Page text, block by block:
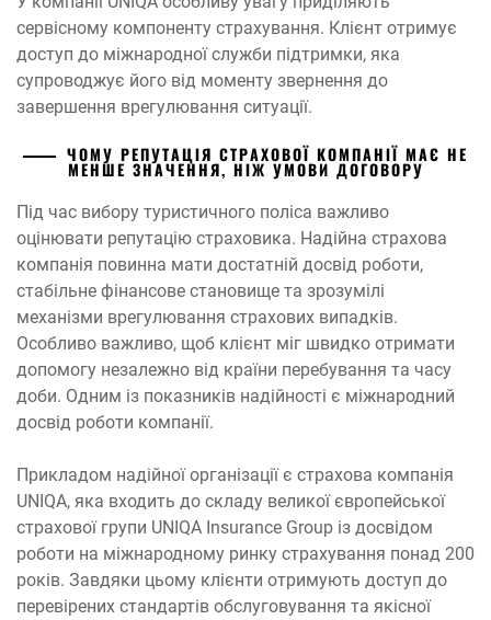
сервісному компоненту страхування. Клієнт отримує
доступ до міжнародної служби підтримки, яка
супроводжує його від моменту звернення до
завершення врегулювання ситуації.
ЧОМУ РЕПУТАЦІЯ СТРАХОВОЇ КОМПАНІЇ МАЄ НЕ
МЕНШЕ ЗНАЧЕННЯ, НІЖ УМОВИ ДОГОВОРУ
Під час вибору туристичного поліса важливо
оцінювати репутацію страховика. Надійна страхова
компанія повинна мати достатній досвід роботи,
стабільне фінансове становище та зрозумілі
механізми врегулювання страхових випадків.
Особливо важливо, щоб клієнт міг швидко отримати
допомогу незалежно від країни перебування та часу
доби. Одним із показників надійності є міжнародний
досвід роботи компанії.
Прикладом надійної організації є страхова компанія
UNIQA, яка входить до складу великої європейської
страхової групи UNIQA Insurance Group із досвідом
роботи на міжнародному ринку страхування понад 200
років. Завдяки цьому клієнти отримують доступ до
перевірених стандартів обслуговування та якісної